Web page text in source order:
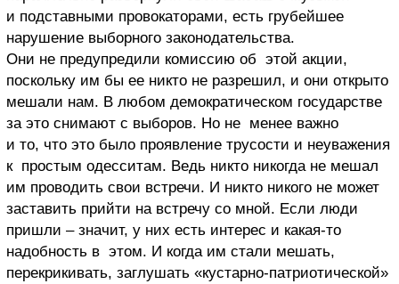
и подставными провокаторами, есть грубейшее
нарушение выборного законодательства.
Они не предупредили комиссию об этой акции,
поскольку им бы ее никто не разрешил, и они открыто
мешали нам. В любом демократическом государстве
за это снимают с выборов. Но не менее важно
и то, что это было проявление трусости и неуважения
к простым одесситам. Ведь никто никогда не мешал
им проводить свои встречи. И никто никого не может
заставить прийти на встречу со мной. Если люди
пришли – значит, у них есть интерес и какая-то
надобность в этом. И когда им стали мешать,
перекрикивать, заглушать «кустарно-патриотической»